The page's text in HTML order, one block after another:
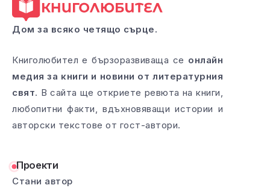
Дом за всяко четящо сърце.
Книголюбител е бързоразвиваща се онлайн
медия за книги и новини от литературния
свят. В сайта ще откриете ревюта на книги,
любопитни факти, вдъхновяващи истории и
авторски текстове от гост-автори.
Проекти
Стани автор